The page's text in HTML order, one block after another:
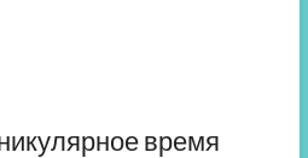
время